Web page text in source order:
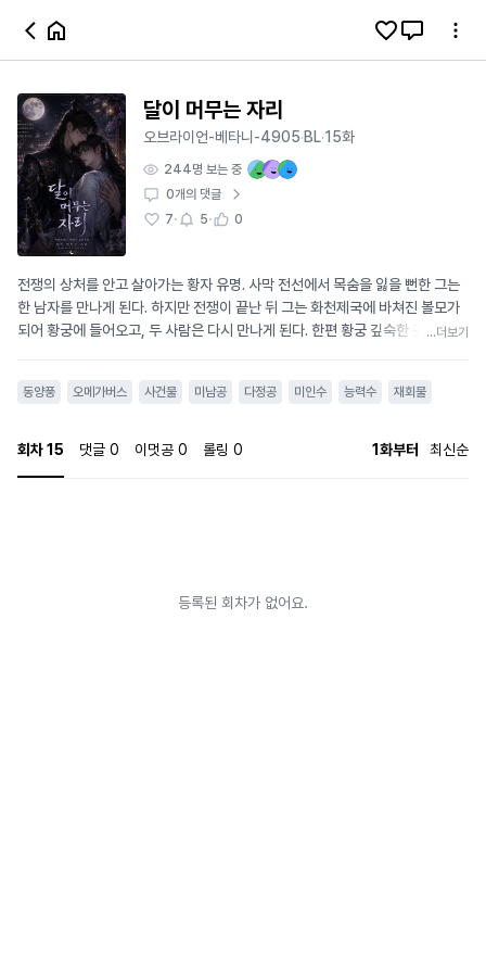
달이 머무는 자리
오브라이언-베타니-4905·BL·15화
244명 보는 중
0개의 댓글
7· 5· 0
전쟁의 상처를 안고 살아가는 황자 유명. 사막 전선에서 목숨을 잃을 뻔한 그는
한 남자를 만나게 된다. 하지만 전쟁이 끝난 뒤 그는 화천제국에 바쳐진 볼모가
되어 황궁에 들어오고, 두 사람은 다시 만나게 된다. 한편 황궁 깊숙한 곳에서는
한 마음 사이에서 갈등하게 된다. - 달은 밤하늘을 떠나지 못한다. 하지만 나는
서는 두 사람의 서정 로맨스 판타지. 표지 디자인 AI생성이미지
...더보기
동양풍 오메가버스 사건물 미남공 다정공 미인수 능력수 재회물
회차15 댓글 0 이멋공 0 롤링 0 1화부터 최신순
등록된 회차가 없어요.